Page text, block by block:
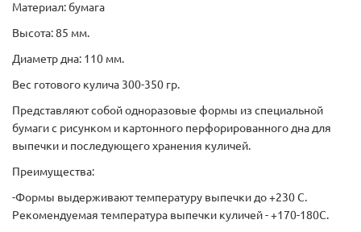
Материал: бумага
Высота: 85 мм.
Диаметр дна: 110 мм.
Вес готового кулича 300-350 гр.
Представляют собой одноразовые формы из специальной
бумаги с рисунком и картонного перфорированного дна для
выпечки и последующего хранения куличей.
Преимущества:
-Формы выдерживают температуру выпечки до +230 С.
Рекомендуемая температура выпечки куличей - +170-180С.